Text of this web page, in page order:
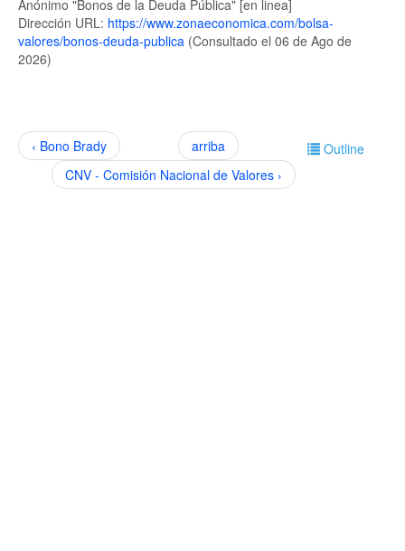
Anónimo "Bonos de la Deuda Pública" [en linea]
Dirección URL: https://www.zonaeconomica.com/bolsa-
valores/bonos-deuda-publica (Consultado el 06 de Ago de
2026)
Outline
‹ Bono Brady
arriba
CNV - Comisión Nacional de Valores ›